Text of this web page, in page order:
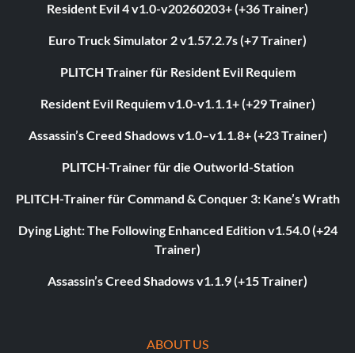
Resident Evil 4 v1.0-v20260203+ (+36 Trainer)
Euro Truck Simulator 2 v1.57.2.7s (+7 Trainer)
PLITCH Trainer für Resident Evil Requiem
Resident Evil Requiem v1.0-v1.1.1+ (+29 Trainer)
Assassin’s Creed Shadows v1.0–v1.1.8+ (+23 Trainer)
PLITCH-Trainer für die Outworld-Station
PLITCH-Trainer für Command & Conquer 3: Kane’s Wrath
Dying Light: The Following Enhanced Edition v1.54.0 (+24
Trainer)
Assassin’s Creed Shadows v1.1.9 (+15 Trainer)
ABOUT US